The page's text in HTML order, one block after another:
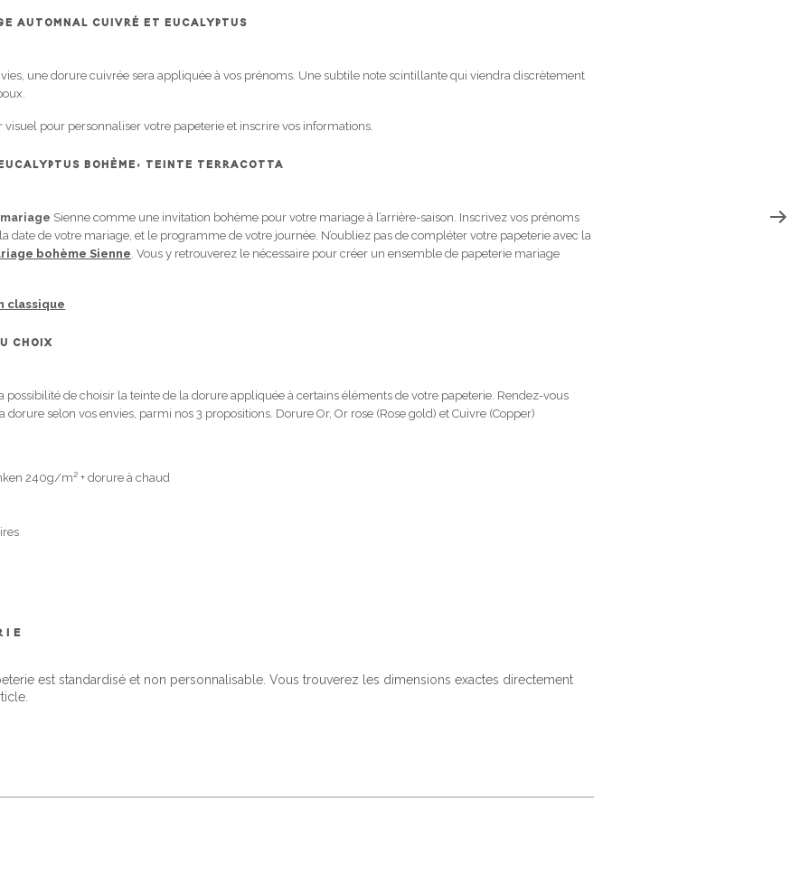
AUTOMNAL CUIVRÉ ET EUCALYPTUS
une dorure cuivrée sera appliquée à vos prénoms. Une subtile note scintillante qui viendra discrètement
pour personnaliser votre papeterie et inscrire vos informations.
BOHÈME, TEINTE TERRACOTTA
Sienne comme une invitation bohème pour votre mariage à l’arrière-saison. Inscrivez vos prénoms
date de votre mariage, et le programme de votre journée. N’oubliez pas de compléter votre papeterie avec la
bohème Sienne. Vous y retrouverez le nécessaire pour créer un ensemble de papeterie mariage
classique
CHOIX
possibilité de choisir la teinte de la dorure appliquée à certains éléments de votre papeterie. Rendez-vous
selon vos envies, parmi nos 3 propositions. Dorure Or, Or rose (Rose gold) et Cuivre (Copper)
240g/m² + dorure à chaud
est standardisé et non personnalisable. Vous trouverez les dimensions exactes directement